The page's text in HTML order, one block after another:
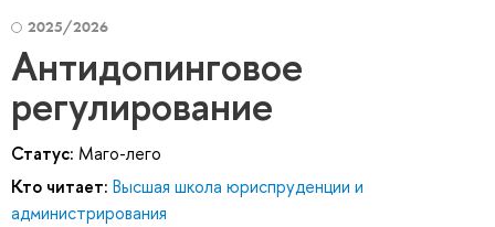
2025/2026
Антидопинговое
регулирование
Статус: Маго-лего
Кто читает: Высшая школа юриспруденции и
администрирования